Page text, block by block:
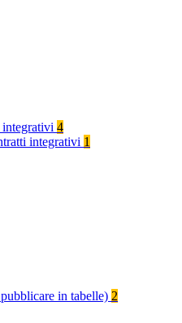
4
integrativi 1
in tabelle) 2